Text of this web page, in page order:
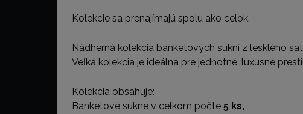
Kolekcie sa prenajímajú spolu ako celok.
Nádherná kolekcia banketových sukní z lesklého
Veľká kolekcia je ideálna pre jednotné, luxusné
Kolekcia obsahuje:
Banketové sukne v celkom počte 5 ks,